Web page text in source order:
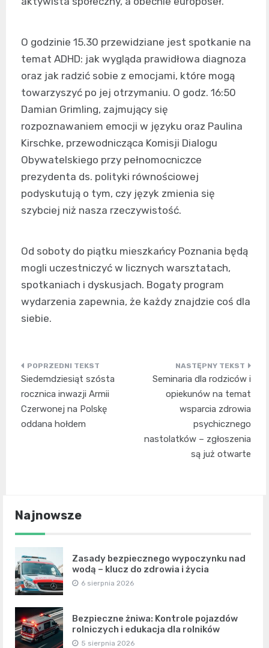
O godzinie 15.30 przewidziane jest spotkanie na
temat ADHD: jak wygląda prawidłowa diagnoza
oraz jak radzić sobie z emocjami, które mogą
towarzyszyć po jej otrzymaniu. O godz. 16:50
Damian Grimling, zajmujący się
rozpoznawaniem emocji w języku oraz Paulina
Kirschke, przewodnicząca Komisji Dialogu
Obywatelskiego przy pełnomocniczce
prezydenta ds. polityki równościowej
podyskutują o tym, czy język zmienia się
szybciej niż nasza rzeczywistość.
Od soboty do piątku mieszkańcy Poznania będą
mogli uczestniczyć w licznych warsztatach,
spotkaniach i dyskusjach. Bogaty program
wydarzenia zapewnia, że każdy znajdzie coś dla
siebie.
Nawigacja
wpisu
Siedemdziesiąt szósta
rocznica inwazji Armii
Czerwonej na Polskę
oddana hołdem
Seminaria dla rodziców i
opiekunów na temat
wsparcia zdrowia
psychicznego
nastolatków – zgłoszenia
są już otwarte
Najnowsze
Zasady bezpiecznego wypoczynku nad
wodą – klucz do zdrowia i życia
6 sierpnia 2026
Bezpieczne żniwa: Kontrole pojazdów
rolniczych i edukacja dla rolników
5 sierpnia 2026